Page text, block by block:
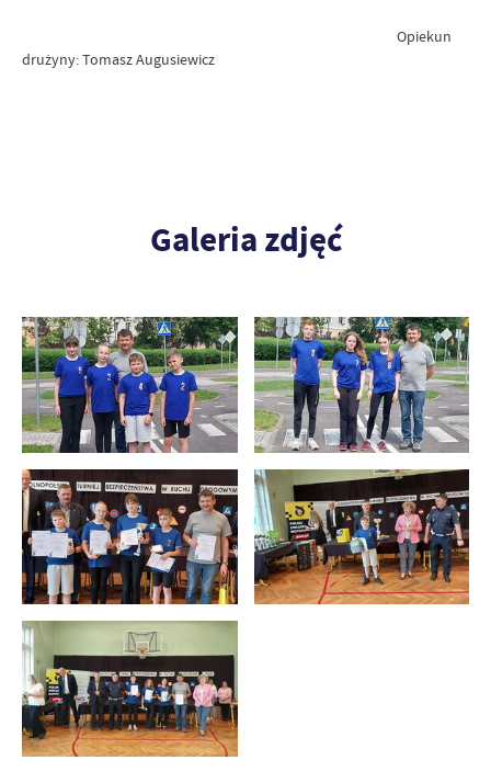
Opiekun
drużyny: Tomasz Augusiewicz
Galeria zdjęć